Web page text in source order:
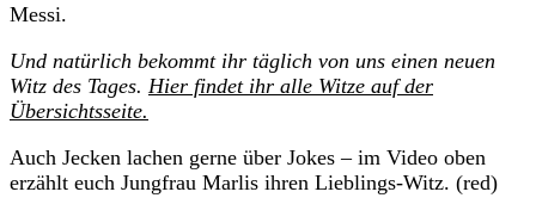
Messi.
Und natürlich bekommt ihr täglich von uns einen neuen
Witz des Tages. Hier findet ihr alle Witze auf der
Übersichtsseite.
Auch Jecken lachen gerne über Jokes – im Video oben
erzählt euch Jungfrau Marlis ihren Lieblings-Witz. (red)